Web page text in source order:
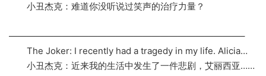
小丑杰克：难道你没听说过笑声的治疗力量？
——————————————————————————–
The Joker: I recently had a tragedy in my life. Alicia…
小丑杰克：近来我的生活中发生了一件悲剧，艾丽西亚……